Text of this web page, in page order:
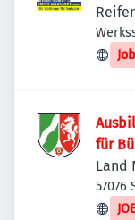
für
Land
57076